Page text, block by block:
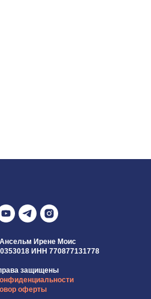
Ирене Моис
ИНН 770877131778
защищены
оферты